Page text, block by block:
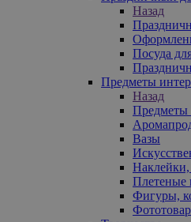
Назад
Посуда
Предметы
Назад
Предметы
Вазы
Плетеные
Фигуры,